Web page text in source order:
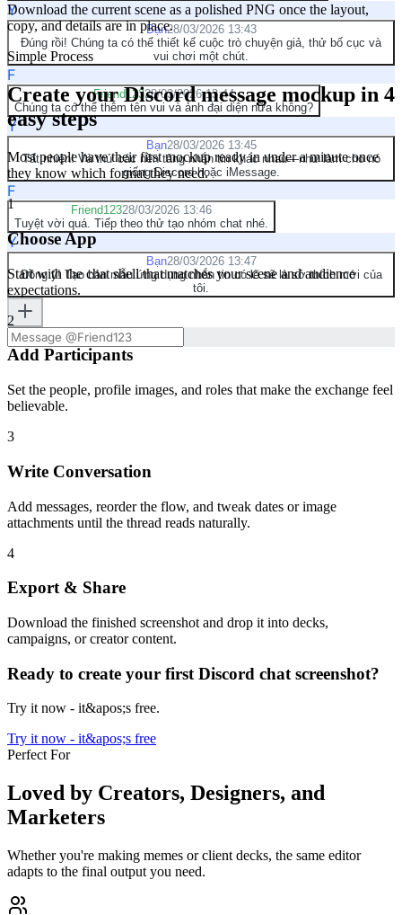
Y
Bạn28/03/2026 13:43
Đúng rồi! Chúng ta có thể thiết kế cuộc trò chuyện giả, thử bố cục và
vui chơi một chút.
F
Friend12328/03/2026 13:44
Chúng ta có thể thêm tên vui và ảnh đại diện nữa không?
Y
Bạn28/03/2026 13:45
Tất nhiên! Và thử các nền tảng nhắn tin khác nhau—như làm cho nó
giống Discord hoặc iMessage.
F
Friend12328/03/2026 13:46
Tuyệt vời quá. Tiếp theo thử tạo nhóm chat nhé.
Y
Bạn28/03/2026 13:47
Đồng ý! Tạo bản mẫu ứng dụng nhắn tin có lẽ sẽ là sở thích mới của
tôi.
Download the current scene as a polished PNG once the layout,
copy, and details are in place.
Simple Process
Create your Discord message mockup in 4
easy steps
Most people have their first mockup ready in under a minute once
they know which format they need.
1
Choose App
Start with the chat shell that matches your scene and audience
expectations.
2
Add Participants
Set the people, profile images, and roles that make the exchange feel
believable.
3
Write Conversation
Add messages, reorder the flow, and tweak dates or image
attachments until the thread reads naturally.
4
Export & Share
Download the finished screenshot and drop it into decks,
campaigns, or creator content.
Ready to create your first Discord chat screenshot?
Try it now - it&apos;s free.
Try it now - it&apos;s free
Perfect For
Loved by Creators, Designers, and
Marketers
Whether you're making memes or client decks, the same editor
adapts to the final output you need.